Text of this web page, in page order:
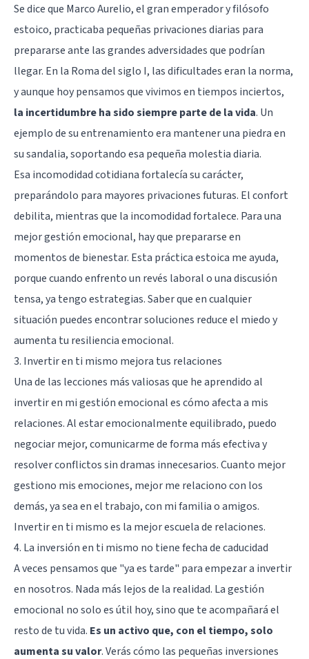
Se dice que Marco Aurelio, el gran emperador y filósofo
estoico, practicaba pequeñas privaciones diarias para
prepararse ante las grandes adversidades que podrían
llegar. En la Roma del siglo I, las dificultades eran la norma,
y aunque hoy pensamos que vivimos en tiempos inciertos,
la incertidumbre ha sido siempre parte de la vida. Un
ejemplo de su entrenamiento era mantener una piedra en
su sandalia, soportando esa pequeña molestia diaria.
Esa incomodidad cotidiana fortalecía su carácter,
preparándolo para mayores privaciones futuras. El confort
debilita, mientras que la incomodidad fortalece. Para una
mejor gestión emocional, hay que prepararse en
momentos de bienestar. Esta práctica estoica me ayuda,
porque cuando enfrento un revés laboral o una discusión
tensa, ya tengo estrategias. Saber que en cualquier
situación puedes encontrar soluciones reduce el miedo y
aumenta tu resiliencia emocional.
3. Invertir en ti mismo mejora tus relaciones
Una de las lecciones más valiosas que he aprendido al
invertir en mi gestión emocional es cómo afecta a mis
relaciones. Al estar emocionalmente equilibrado, puedo
negociar mejor, comunicarme de forma más efectiva y
resolver conflictos sin dramas innecesarios. Cuanto mejor
gestiono mis emociones, mejor me relaciono con los
demás, ya sea en el trabajo, con mi familia o amigos.
Invertir en ti mismo es la mejor escuela de relaciones.
4. La inversión en ti mismo no tiene fecha de caducidad
A veces pensamos que "ya es tarde" para empezar a invertir
en nosotros. Nada más lejos de la realidad. La gestión
emocional no solo es útil hoy, sino que te acompañará el
resto de tu vida. Es un activo que, con el tiempo, solo
aumenta su valor. Verás cómo las pequeñas inversiones